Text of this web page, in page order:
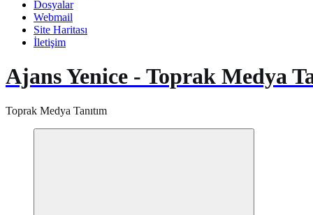
Dosyalar
Webmail
Site Haritası
İletişim
Ajans Yenice - Toprak Medya
Toprak Medya Tanıtım